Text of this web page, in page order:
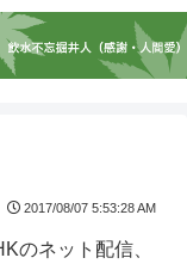
2017/08/07 5:53:28 AM
のネット配信、